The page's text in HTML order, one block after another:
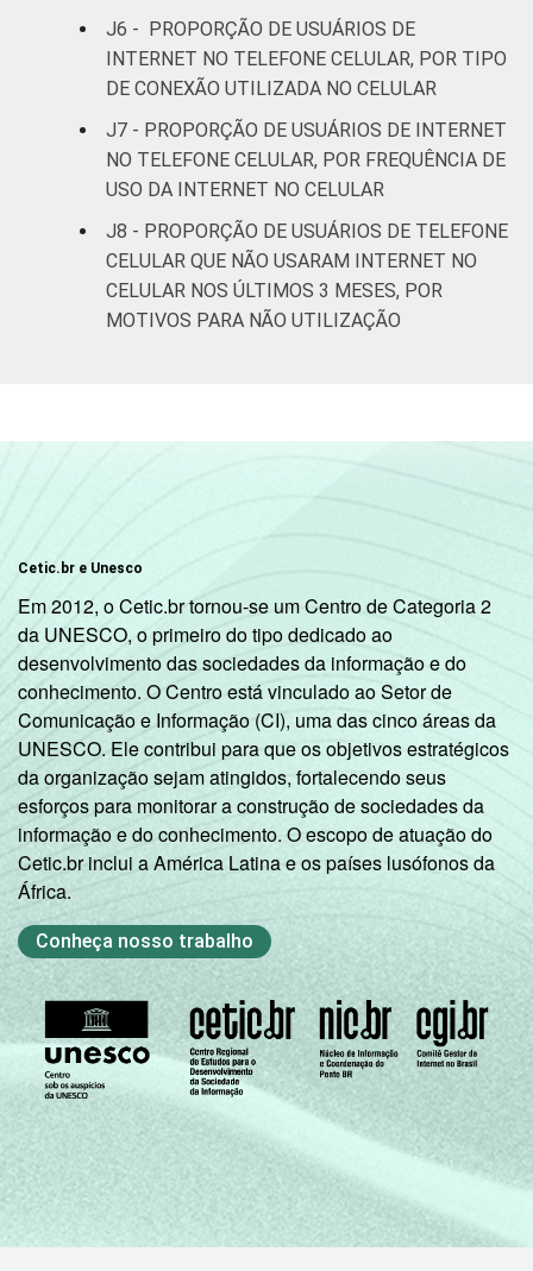
SM até 2 SM
23 76
Mais de 2
SM até 3 SM
Mais de 3
42
Mais de 5
SM até 10
SM
50 50
DE 11
Condição
de
atividade
PEA 33 66
Não PEA 27 72 0
1Base: 168,3 milhões de pessoas. Dados
coletados entre setembro de 2013 e
fevereiro de 2014.
Fonte: NIC.br - set/2013 a fev/2014
J6 - PROPORÇÃO DE USUÁRIOS DE
INTERNET NO TELEFONE CELULAR, POR TIPO
DE CONEXÃO UTILIZADA NO CELULAR
J7 - PROPORÇÃO DE USUÁRIOS DE INTERNET
NO TELEFONE CELULAR, POR FREQUÊNCIA DE
USO DA INTERNET NO CELULAR
J8 - PROPORÇÃO DE USUÁRIOS DE TELEFONE
CELULAR QUE NÃO USARAM INTERNET NO
CELULAR NOS ÚLTIMOS 3 MESES, POR
MOTIVOS PARA NÃO UTILIZAÇÃO
Cetic.br e Unesco
Em 2012, o Cetic.br tornou-se um Centro de Categoria 2
da UNESCO, o primeiro do tipo dedicado ao
desenvolvimento das sociedades da informação e do
conhecimento. O Centro está vinculado ao Setor de
Comunicação e Informação (CI), uma das cinco áreas da
UNESCO. Ele contribui para que os objetivos estratégicos
da organização sejam atingidos, fortalecendo seus
esforços para monitorar a construção de sociedades da
informação e do conhecimento. O escopo de atuação do
Cetic.br inclui a América Latina e os países lusófonos da
África.
Conheça nosso trabalho